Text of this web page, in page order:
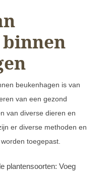
beukenhagen is van
van een gezond
van diverse dieren en
er diverse methoden en
toegepast.
plantensoorten: Voeg